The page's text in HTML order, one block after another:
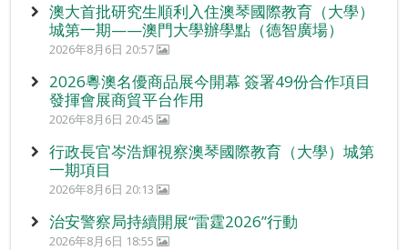
澳大首批研究生順利入住澳琴國際教育（大學）
城第一期——澳門大學辦學點（德智廣場）
2026年8月6日 20:57
2026粵澳名優商品展今開幕 簽署49份合作項目
發揮會展商貿平台作用
2026年8月6日 20:45
行政長官岑浩輝視察澳琴國際教育（大學）城第
一期項目
2026年8月6日 20:13
治安警察局持續開展“雷霆2026”行動
2026年8月6日 18:55